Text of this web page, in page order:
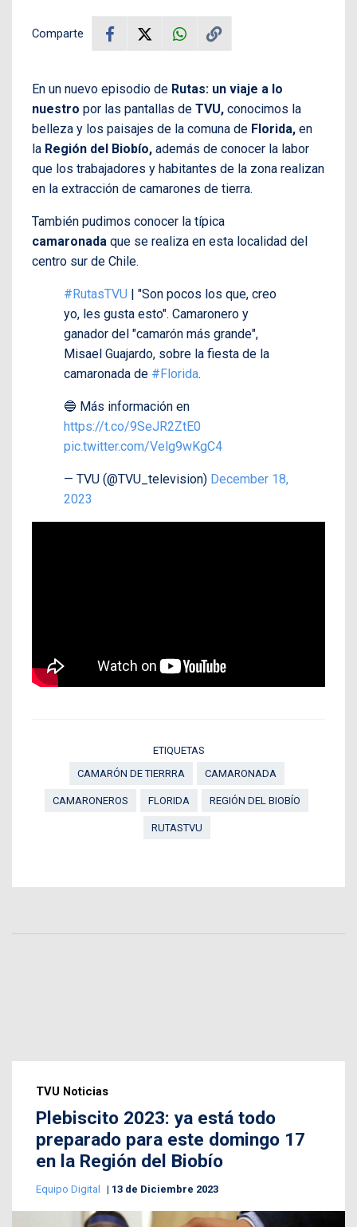
Comparte
En un nuevo episodio de Rutas: un viaje a lo
nuestro por las pantallas de TVU, conocimos la
belleza y los paisajes de la comuna de Florida, en
la Región del Biobío, además de conocer la labor
que los trabajadores y habitantes de la zona realizan
en la extracción de camarones de tierra.
También pudimos conocer la típica
camaronada que se realiza en esta localidad del
centro sur de Chile.
#RutasTVU | "Son pocos los que, creo
yo, les gusta esto". Camaronero y
ganador del "camarón más grande",
Misael Guajardo, sobre la fiesta de la
camaronada de #Florida.
🔵 Más información en
https://t.co/9SeJR2ZtE0
pic.twitter.com/Velg9wKgC4
— TVU (@TVU_television) December 18,
2023
ETIQUETAS
CAMARÓN DE TIERRRA
CAMARONADA
CAMARONEROS FLORIDA REGIÓN DEL BIOBÍO
RUTASTVU
TVU Noticias
Plebiscito 2023: ya está todo
preparado para este domingo 17
en la Región del Biobío
Equipo Digital 13 de Diciembre 2023